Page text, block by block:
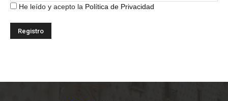
He leído y acepto la Política de Privacidad